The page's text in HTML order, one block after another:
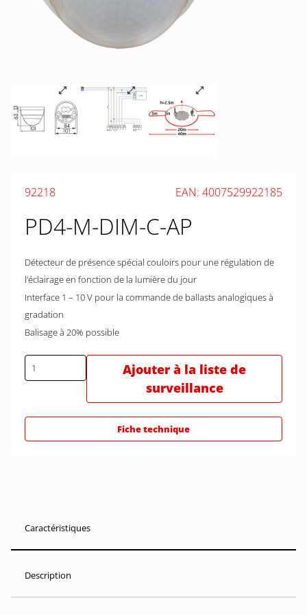
92218 EAN: 4007529922185
PD4-M-DIM-C-AP
Détecteur de présence spécial couloirs pour une régulation de
l’éclairage en fonction de la lumière du jour
Interface 1 – 10 V pour la commande de ballasts analogiques à
gradation
Balisage à 20% possible
Ajouter à la liste de
surveillance
Fiche technique
Caractéristiques
Description